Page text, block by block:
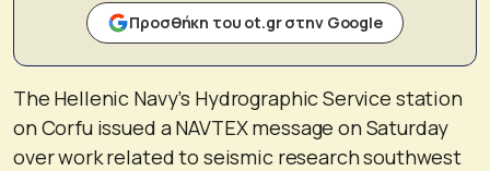
Προσθήκη του ot.gr στην Google
The Hellenic Navy’s Hydrographic Service station
on Corfu issued a NAVTΕΧ message on Saturday
over work related to seismic research southwest